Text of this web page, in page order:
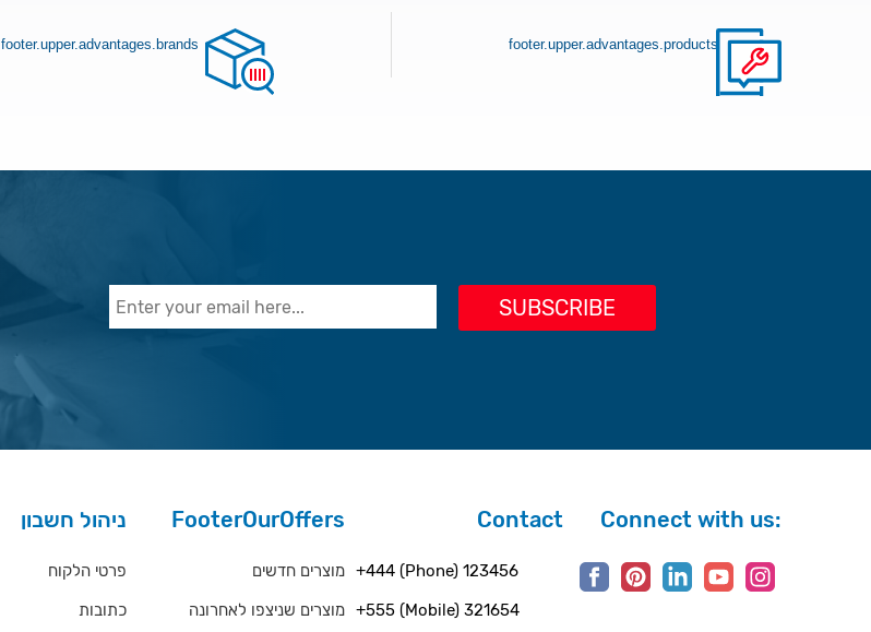
footer.upper.advantages.brands footer.upper.advantages.products
ניהול חשבון
פרטי הלקוח
כתובות
FooterOurOffers
מוצרים חדשים
מוצרים שניצפו לאחרונה
Contact
+444 (Phone) 123456
+555 (Mobile) 321654
Connect with us: